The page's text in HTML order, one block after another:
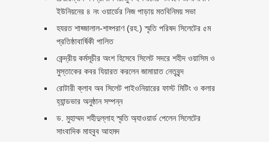
ইউনিয়নের ৪ নং ওয়ার্ডের নিজ পাড়ায় মতবিনিময় সভা
হযরত শাহ্জালাল-শাহ্পরাণ (রহ.) স্মৃতি পরিষদ সিলেটের ৫ম
প্রতিষ্ঠাবার্ষিকী পালিত ‎​
কেন্দ্রীয় কর্মসূচীর অংশ হিসেবে সিলেট সদরে শহীদ ওয়াসিম ও
মুস্তাকের কবর যিয়ারত করলেন জামায়াত নেতৃবৃন্দ ‎
রোটারী ক্লাব অব সিলেট পাইওনিয়ারের ফাস্ট মিটিং ও কলার
হ্যান্ডভার অনুষ্ঠান সম্পন্ন
ড. মুহাম্মদ শহীদুল্লাহ স্মৃতি অ্যাওয়ার্ড পেলেন সিলেটের
সাংবাদিক মাহবুব আহমদ